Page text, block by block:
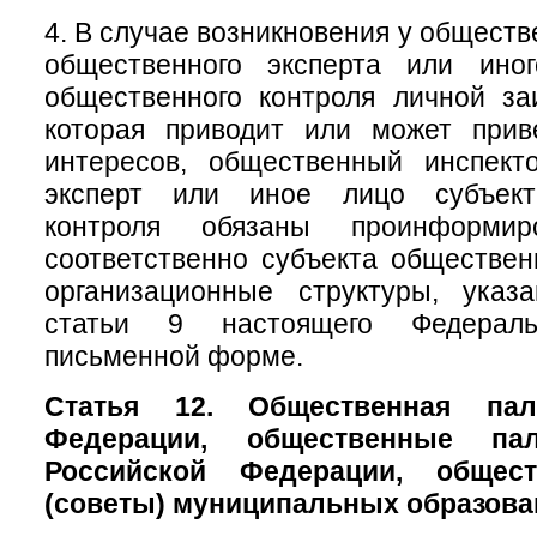
4. В случае возникновения у
общественного эксперта или
общественного контроля личной
которая приводит или может
интересов, общественный
эксперт или иное лицо
контроля обязаны
соответственно субъекта
организационные структуры,
статьи 9 настоящего
письменной форме.
Статья 12. Общественная
Федерации, общественные
Российской Федерации,
(советы) муниципальных